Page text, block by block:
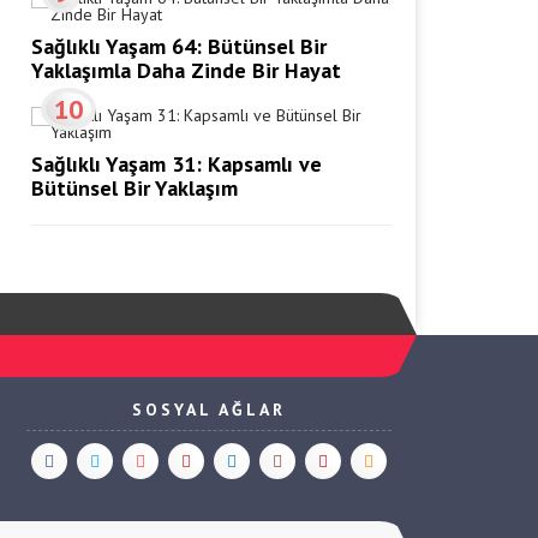
Sağlıklı Yaşam 64: Bütünsel Bir
Yaklaşımla Daha Zinde Bir Hayat
10
Sağlıklı Yaşam 31: Kapsamlı ve
Bütünsel Bir Yaklaşım
SOSYAL AĞLAR